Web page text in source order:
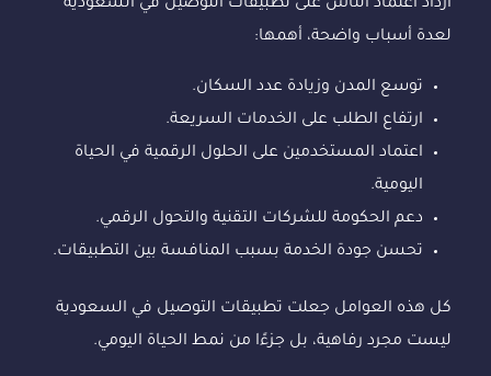
ازداد اعتماد الناس على تطبيقات التوصيل في السعودية
لعدة أسباب واضحة، أهمها:
توسع المدن وزيادة عدد السكان.
ارتفاع الطلب على الخدمات السريعة.
اعتماد المستخدمين على الحلول الرقمية في الحياة
اليومية.
دعم الحكومة للشركات التقنية والتحول الرقمي.
تحسن جودة الخدمة بسبب المنافسة بين التطبيقات.
كل هذه العوامل جعلت تطبيقات التوصيل في السعودية
ليست مجرد رفاهية، بل جزءًا من نمط الحياة اليومي.